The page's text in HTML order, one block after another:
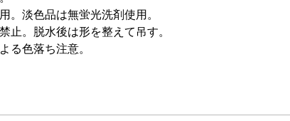
。淡色品は無蛍光洗剤使用。
止。脱水後は形を整えて吊す。
る色落ち注意。